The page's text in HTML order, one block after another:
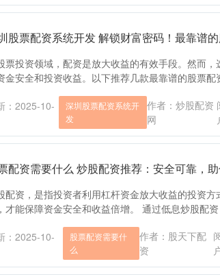
股票配资系统开发 解锁财富密码！最靠谱
票投资领域，配资是放大收益的有效手段。然而
金安全和投资收益。以下推荐几款最靠谱的股票配
：2025-10-
深圳股票配资系统开
发
作者：炒股配资
网
配资需要什么 炒股配资推荐：安全可靠，
配资，是指投资者利用杠杆资金放大收益的投资
才能保障资金安全和收益倍增。 通过低息炒股配
：2025-10-
股票配资需要什
么
作者：股天下配
资